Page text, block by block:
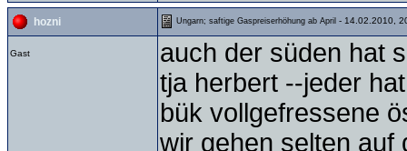
hozni Ungarn; saftige Gaspreiserhöhung ab April - 14.02.2010,
Gast
auch der süden hat
tja herbert --jeder
bük vollgefressene
wir gehen selten auf